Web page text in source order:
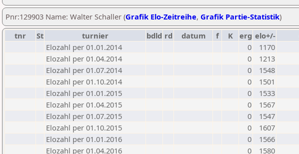
Pnr:129903 Name: Walter Schaller (Grafik Elo-Zeitreihe, Grafik Partie-Statistik)
tnr
St turnier bdld rd datum f K erg elo+/-
Elozahl per 01.01.2014
0
1170
Elozahl per 01.04.2014
0
1213
Elozahl per 01.07.2014
0
1548
Elozahl per 01.10.2014
0
1501
Elozahl per 01.01.2015
0
1533
Elozahl per 01.04.2015
0
1567
Elozahl per 01.07.2015
0
1547
Elozahl per 01.10.2015
0
1607
Elozahl per 01.01.2016
0
1566
Elozahl per 01.04.2016
0
1580